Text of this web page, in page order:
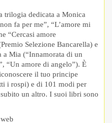
trilogia dedicata a Monica
fa per me”, “L’amore mi
“Cercasi amore
Selezione Bancarella) e
a Mia (“Innamorata di un
“Un amore di angelo”). È
il tuo principe
i rospi) e di 101 modi per
un altro. I suoi libri sono